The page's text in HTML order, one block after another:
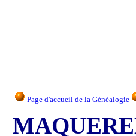
Page d'accueil de la Généalogie